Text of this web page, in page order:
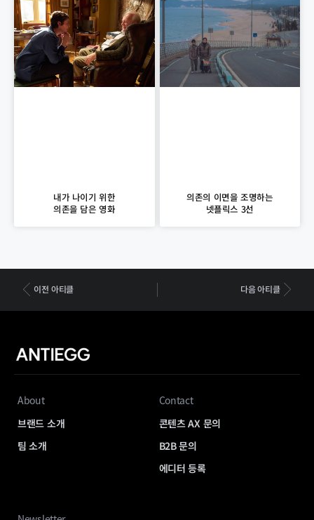
내가 나이기 위한
의존을 담은 영화
의존의 이면을 조명하는
넷플릭스 3선
이전 아티클 다음 아티클
About
브랜드 소개
팀 소개
Contact
콘텐츠 AX 문의
B2B 문의
에디터 등록